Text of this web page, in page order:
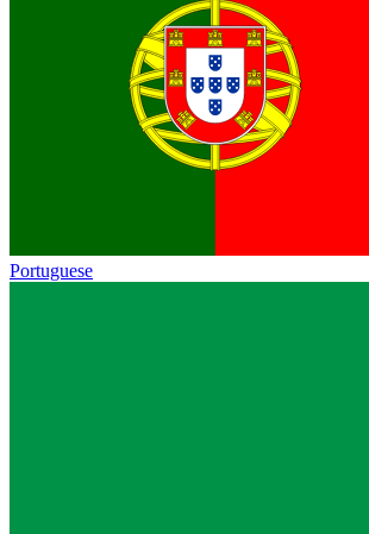
Portuguese